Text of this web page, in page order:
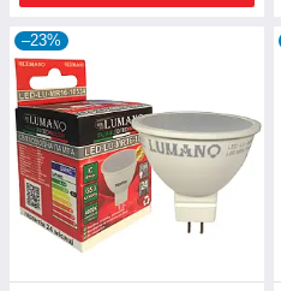
–23%